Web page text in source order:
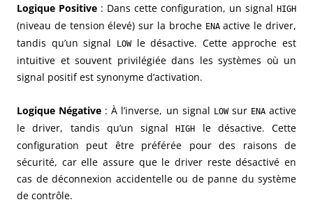
Logique Positive : Dans cette configuration, un signal HIGH
(niveau de tension élevé) sur la broche ENAactive le driver,
tandis qu’un signal
LOWle désactive. Cette approche est
intuitive et souvent privilégiée dans les systèmes où un
signal positif est synonyme d’activation.
Logique Négative : À l’inverse, un signal LOWsur ENAactive
le driver, tandis qu’un signalHIGH
le désactive. Cette
configuration peut être préférée pour des raisons de
sécurité, car elle assure que le driver reste désactivé en
cas de déconnexion accidentelle ou de panne du système
de contrôle.